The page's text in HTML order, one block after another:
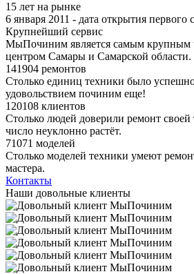
15 лет на рынке
6 января 2011 - дата открытия
Крупнейший сервис
МыПочиним является самым крупным
центром Самары и Самарской области.
141904 ремонтов
Столько единиц техники было
удовольствием починим еще!
120108 клиентов
Столько людей доверили ремонт
число неуклонно растёт.
71071 моделей
Столько моделей техники умеют
мастера.
Контакты
Наши довольные клиенты